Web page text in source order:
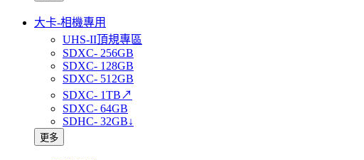
大卡-相機專用
UHS-II頂規專區
SDXC- 256GB
SDXC- 128GB
SDXC- 512GB
SDXC- 1TB↗
SDXC- 64GB
SDHC- 32GB↓
更多